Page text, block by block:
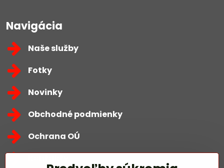
Navigácia
Naše služby
Fotky
Novinky
Obchodné podmienky
Ochrana OÚ